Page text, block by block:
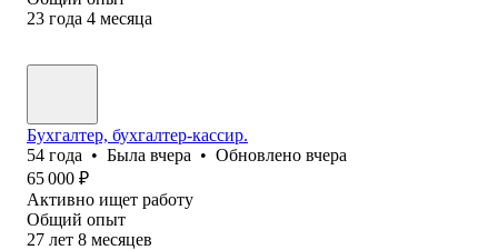
23 года 4 месяца
Бухгалтер, бухгалтер-кассир.
54 года • Была вчера • Обновлено вчера
65 000 ₽
Активно ищет работу
Общий опыт
27 лет 8 месяцев